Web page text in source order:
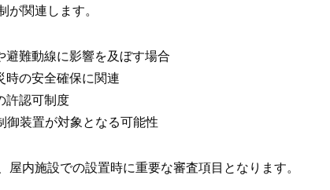
関連します。
難動線に影響を及ぼす場合
時の安全確保に関連
許認可制度
御装置が対象となる可能性
屋内施設での設置時に重要な審査項目となります。